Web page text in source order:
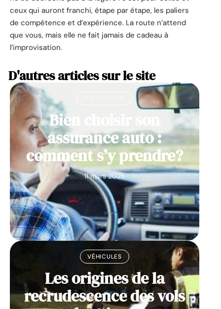
ceux qui auront franchi, étape par étape, les paliers
de compétence et d’expérience. La route n’attend
que vous, mais elle ne fait jamais de cadeau à
l’improvisation.
D'autres articles sur le site
Bien choisir son
assurance auto :
comment s’y prendre?
11 mars 2026
VÉHICULES
Les origines de la
recrudescence des vols